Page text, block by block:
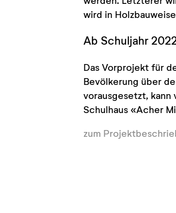
wird in
Ab Schuljahr
Das Vorprojekt für
Bevölkerung über
vorausgesetzt, kann
Schulhaus «Acher
zum